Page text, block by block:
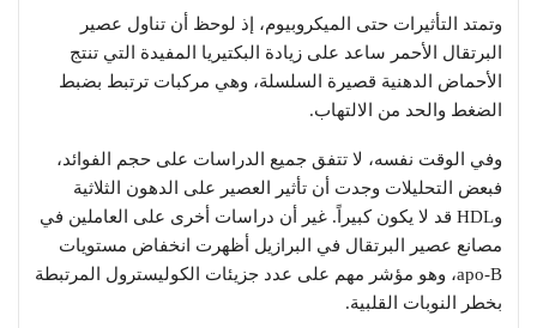
وتمتد التأثيرات حتى الميكروبيوم، إذ لوحظ أن تناول عصير
البرتقال الأحمر ساعد على زيادة البكتيريا المفيدة التي تنتج
الأحماض الدهنية قصيرة السلسلة، وهي مركبات ترتبط بضبط
الضغط والحد من الالتهاب.
وفي الوقت نفسه، لا تتفق جميع الدراسات على حجم الفوائد،
فبعض التحليلات وجدت أن تأثير العصير على الدهون الثلاثية
وHDL قد لا يكون كبيراً. غير أن دراسات أخرى على العاملين في
مصانع عصير البرتقال في البرازيل أظهرت انخفاض مستويات
apo-B، وهو مؤشر مهم على عدد جزيئات الكوليسترول المرتبطة
بخطر النوبات القلبية.